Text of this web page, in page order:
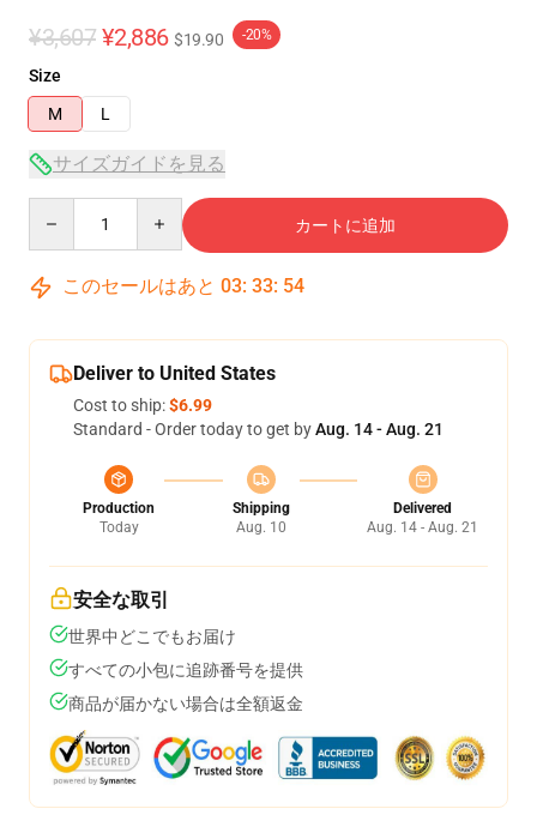
¥3,607 ¥2,886 $19.90 -20%
Size
M
L
サイズガイドを見る
カートに追加
このセールはあと 03: 33: 54
Deliver to United States
Cost to ship:$6.99
Standard - Order today to get byAug. 14 - Aug. 21
Production
Today
Shipping
Aug. 10
Delivered
Aug. 14 - Aug. 21
安全な取引
世界中どこでもお届け
すべての小包に追跡番号を提供
商品が届かない場合は全額返金